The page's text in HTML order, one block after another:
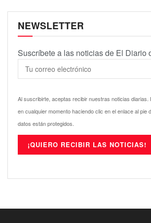
NEWSLETTER
Suscríbete a las noticias de El Diario
Al suscribirte, aceptas recibir nuestras noticias diarias.
en cualquier momento haciendo clic en el enlace al pie
datos están protegidos.